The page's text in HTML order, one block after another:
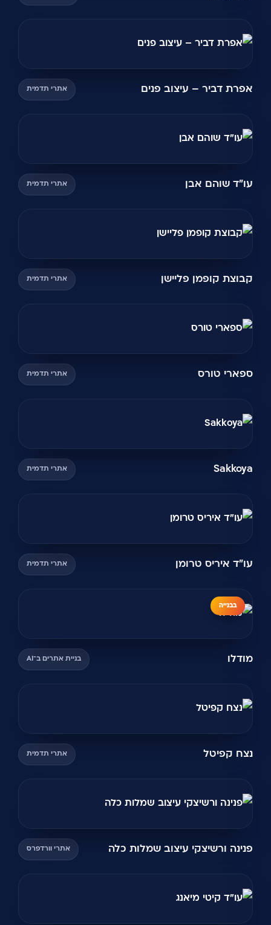
אפרת דביר – עיצוב פנים אתרי תדמית
עו"ד שוהם אבן אתרי תדמית
קבוצת קופמן פליישן אתרי תדמית
ספארי טורס אתרי תדמית
Sakkoya אתרי תדמית
עו"ד איריס טרומן אתרי תדמית
בבנייה
מודלו בניית אתרים ב־AI
נצח קפיטל אתרי תדמית
פנינה ורשיצקי עיצוב שמלות כלה אתרי וורדפרס